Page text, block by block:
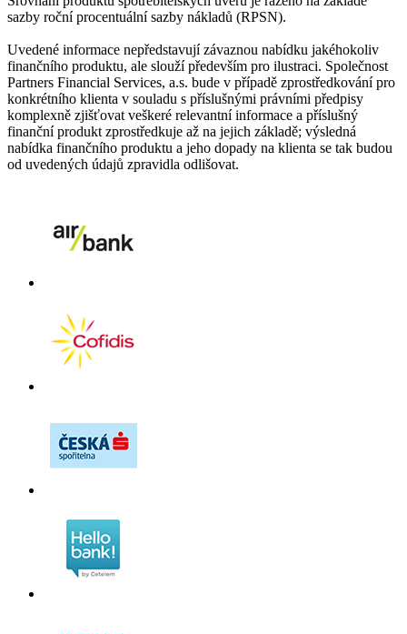
sazby roční procentuální sazby nákladů (RPSN).
Uvedené informace nepředstavují závaznou nabídku jakéhokoliv
finančního produktu, ale slouží především pro ilustraci. Společnost
Partners Financial Services, a.s. bude v případě zprostředkování pro
konkrétního klienta v souladu s příslušnými právními předpisy
komplexně zjišťovat veškeré relevantní informace a příslušný
finanční produkt zprostředkuje až na jejich základě; výsledná
nabídka finančního produktu a jeho dopady na klienta se tak budou
od uvedených údajů zpravidla odlišovat.